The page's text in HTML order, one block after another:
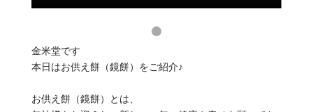
金米堂です
本日はお供え餅（鏡餅）をご紹介♪
お供え餅（鏡餅）とは、